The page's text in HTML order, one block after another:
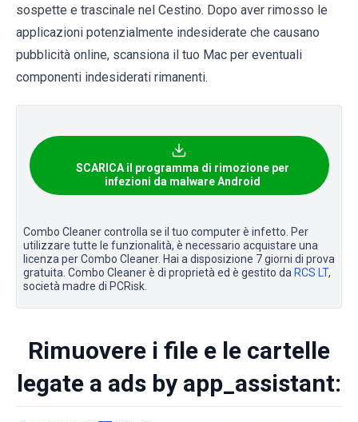
sospette e trascinale nel Cestino. Dopo aver rimosso le
applicazioni potenzialmente indesiderate che causano
pubblicità online, scansiona il tuo Mac per eventuali
componenti indesiderati rimanenti.
SCARICA il programma di rimozione per
infezioni da malware Android
Combo Cleaner controlla se il tuo computer è infetto. Per
utilizzare tutte le funzionalità, è necessario acquistare una
licenza per Combo Cleaner. Hai a disposizione 7 giorni di prova
gratuita. Combo Cleaner è di proprietà ed è gestito da RCS LT,
società madre di PCRisk.
Rimuovere i file e le cartelle
legate a ads by app_assistant: